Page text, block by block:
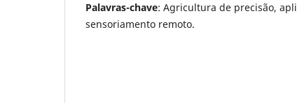
Palavras-chave: Agricultura de precisão,
sensoriamento remoto.